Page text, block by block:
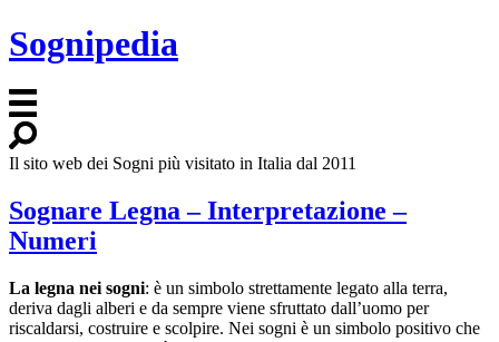
Sognipedia
Il sito web dei Sogni più visitato in Italia dal 2011
Sognare Legna – Interpretazione –
Numeri
La legna nei sogni: è un simbolo strettamente legato alla terra,
deriva dagli alberi e da sempre viene sfruttato dall’uomo per
riscaldarsi, costruire e scolpire. Nei sogni è un simbolo positivo che